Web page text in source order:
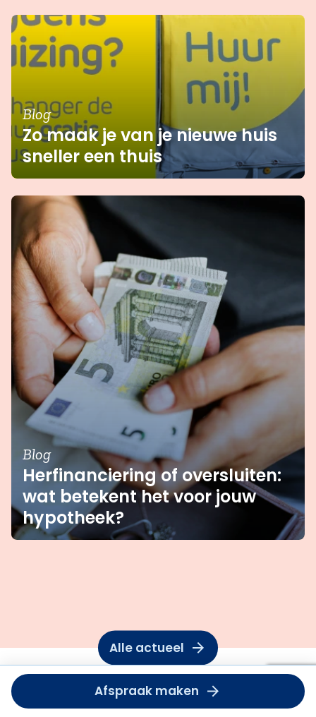
Blog
Zo maak je van je nieuwe huis
sneller een thuis
Blog
Herfinanciering of oversluiten:
wat betekent het voor jouw
hypotheek?
Alle actueel
Hypotheek Visie Deventer
Afspraak maken
Om
dient